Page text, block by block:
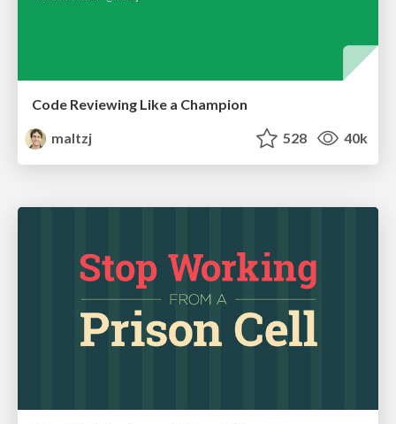
Code Reviewing Like a Champion
maltzj
528 40k